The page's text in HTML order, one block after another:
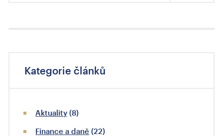
Kategorie článků
Aktuality (8)
Finance a daně (22)